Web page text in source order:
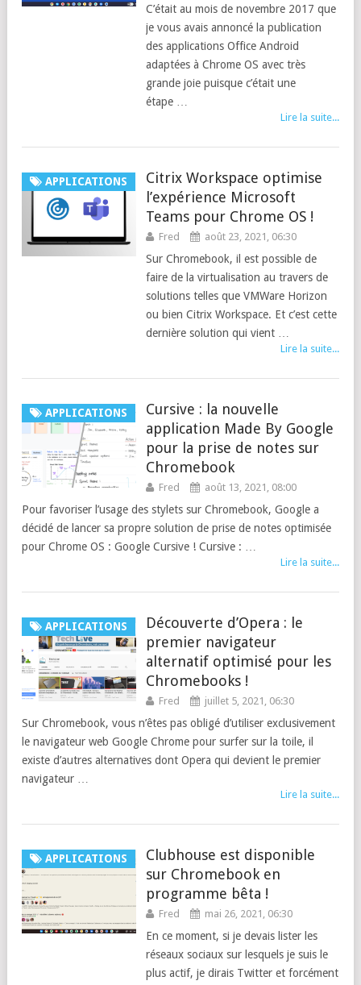
C’était au mois de novembre 2017 que
je vous avais annoncé la publication
des applications Office Android
adaptées à Chrome OS avec très
grande joie puisque c’était une
étape …
Lire la suite...
APPLICATIONS
Citrix Workspace optimise
l’expérience Microsoft
Teams pour Chrome OS !
Fred août 23, 2021, 06:30
Sur Chromebook, il est possible de
faire de la virtualisation au travers de
solutions telles que VMWare Horizon
ou bien Citrix Workspace. Et c’est cette
dernière solution qui vient …
Lire la suite...
APPLICATIONS
Cursive : la nouvelle
application Made By Google
pour la prise de notes sur
Chromebook
Fred août 13, 2021, 08:00
Pour favoriser l’usage des stylets sur Chromebook, Google a
décidé de lancer sa propre solution de prise de notes optimisée
pour Chrome OS : Google Cursive ! Cursive : …
Lire la suite...
APPLICATIONS
Découverte d’Opera : le
premier navigateur
alternatif optimisé pour les
Chromebooks !
Fred juillet 5, 2021, 06:30
Sur Chromebook, vous n’êtes pas obligé d’utiliser exclusivement
le navigateur web Google Chrome pour surfer sur la toile, il
existe d’autres alternatives dont Opera qui devient le premier
navigateur …
Lire la suite...
APPLICATIONS
Clubhouse est disponible
sur Chromebook en
programme bêta !
Fred mai 26, 2021, 06:30
En ce moment, si je devais lister les
réseaux sociaux sur lesquels je suis le
plus actif, je dirais Twitter et forcément